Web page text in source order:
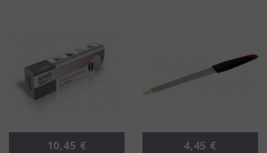
Precio
10,45 € Precio
4,45 €